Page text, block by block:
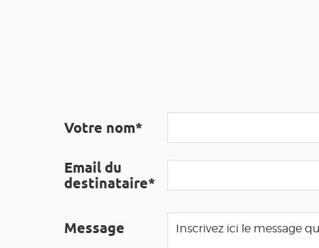
Votre nom*
Email du
destinataire*
Message